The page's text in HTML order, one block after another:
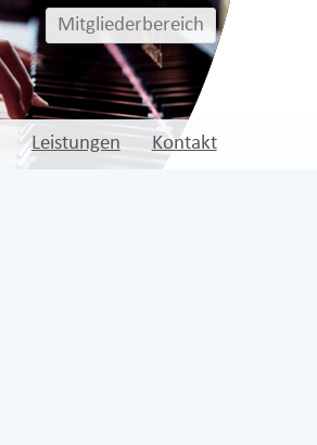
Mitgliederbereich
Leistungen Kontakt